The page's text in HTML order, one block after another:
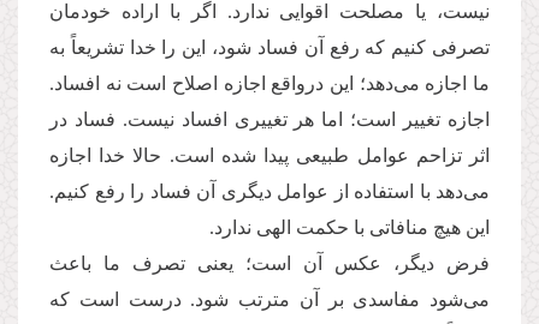
نیست، یا مصلحت اقوایی ندارد. اگر با اراده خودمان
تصرفی كنیم كه رفع آن فساد شود، این را خدا تشریعاً به
ما اجازه می‌دهد؛ این درواقع اجازه اصلاح است نه افساد.
اجازه تغییر است؛ اما هر تغییری افساد نیست. فساد در
اثر تزاحم عوامل طبیعی پیدا شده است. ‌حالا خدا اجازه
می‌دهد با استفاده از عوامل دیگری آن فساد را رفع كنیم.
این هیچ منافاتی با حكمت الهی ندارد.
فرض دیگر، عكس آن است؛ یعنی تصرف ما باعث
می‌شود مفاسدی بر آن مترتب شود. درست است که